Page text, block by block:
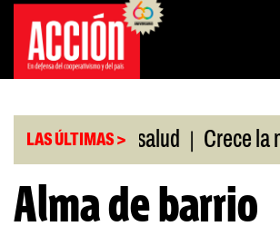
Saltar
contenido
LAS ÚLTIMAS >
de salud Crece la minería
Alma de barrio